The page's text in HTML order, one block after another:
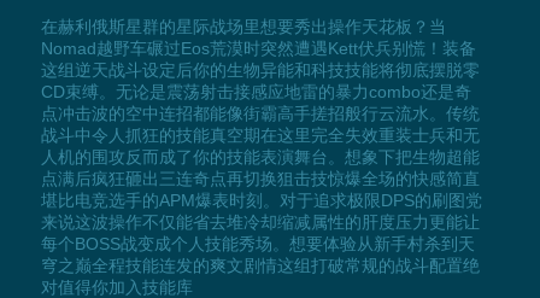
在赫利俄斯星群的星际战场里想要秀出操作天花板？当
Nomad越野车碾过Eos荒漠时突然遭遇Kett伏兵别慌！装备
这组逆天战斗设定后你的生物异能和科技技能将彻底摆脱零
CD束缚。无论是震荡射击接感应地雷的暴力combo还是奇
点冲击波的空中连招都能像街霸高手搓招般行云流水。传统
战斗中令人抓狂的技能真空期在这里完全失效重装士兵和无
人机的围攻反而成了你的技能表演舞台。想象下把生物超能
点满后疯狂砸出三连奇点再切换狙击技惊爆全场的快感简直
堪比电竞选手的APM爆表时刻。对于追求极限DPS的刷图党
来说这波操作不仅能省去堆冷却缩减属性的肝度压力更能让
每个BOSS战变成个人技能秀场。想要体验从新手村杀到天
穹之巅全程技能连发的爽文剧情这组打破常规的战斗配置绝
对值得你加入技能库